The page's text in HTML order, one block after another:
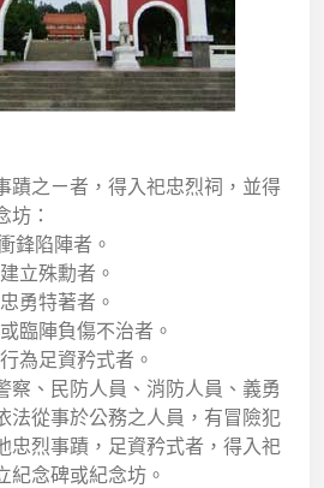
蹟之ㄧ者，得入祀忠烈祠，並得
坊：
鋒陷陣者。
立殊勳者。
勇特著者。
臨陣負傷不治者。
為足資矜式者。
察、民防人員、消防人員、義勇
法從事於公務之人員，有冒險犯
忠烈事蹟，足資矜式者，得入祀
紀念碑或紀念坊。